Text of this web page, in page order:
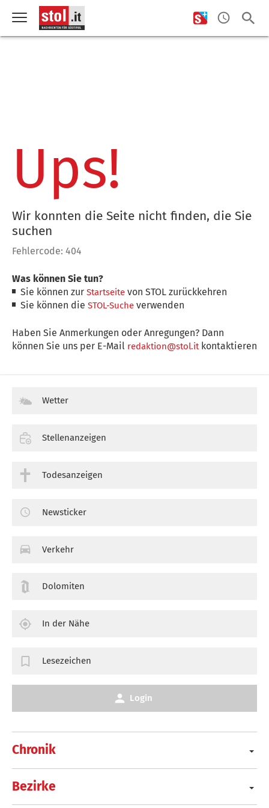
Ups!
Wir konnten die Seite nicht finden, die Sie
suchen
Fehlercode: 404
Was können Sie tun?
Sie können zurStartseite von STOL zurückkehren
Sie können dieSTOL-Suche verwenden
Haben Sie Anmerkungen oder Anregungen? Dann
können Sie uns per E-Mail redaktion@stol.itkontaktieren
Chronik
Bezirke
Wetter
Stellenanzeigen
Todesanzeigen
Newsticker
Verkehr
Dolomiten
In der Nähe
Lesezeichen
Login